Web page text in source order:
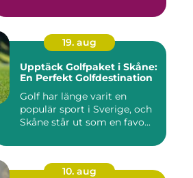
19. aug
Upptäck Golfpaket i Skåne:
En Perfekt Golfdestination
Golf har länge varit en
populär sport i Sverige, och
Skåne står ut som en favo...
10. aug